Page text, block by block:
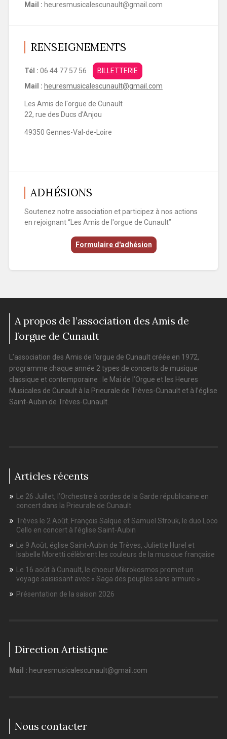
Mail : heuresmusicalescunault@gmail.com
RENSEIGNEMENTS
Tél : 06 44 77 57 56
BILLETTERIE
Mail : heuresmusicalescunault@gmail.com
Les Amis de l'orgue de Cunault
22, rue des Ducs d’Anjou
49350 Gennes-Val-de-Loire
ADHÉSIONS
Soutenez notre association et participez à nos actions
en rejoignant “Les Amis de l'orgue de Cunault”
Formulaire d'adhésion
A propos de l’association des Amis de
l’orgue de Cunault
L’association des Amis de l’orgue de Cunault créée en 1972,
programme chaque année 2 types de concerts de musique
classique et contemporaine : le Mai de l’Orgue et les Heures
Musicales de Cunault à la Prieurale de Trèves-Cunault et à l’église
Saint-Aubin de Trèves-Cunault.
Articles récents
Le 26 Juillet, l’Orchestre à cordes de la Garde républicaine en
concert dans la Prieurale de Cunault
Trèves le 2 Août. François Salque et Samuel Strouk, le duo Loco
Cello en concert à l’église Saint-Aubin
Le 9 Août, église Saint-Aubin de Trèves, Juliette Hurel et
Isabelle Moretti célèbrent les couleurs de la musique française
Le 16 août à Cunault, le choeur Mikrokosmos promet un
voyage saisissant avec « Saga des peuples sans armure »
Présentation de la saison 2026
Direction Artistique
Mail : heuresmusicalescunault@gmail.com
Nous contacter